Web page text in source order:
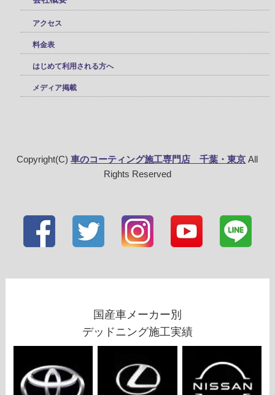
アクセス
料金表
はじめて利用される方へ
メディア掲載
Copyright(C)車のコーティング施工専門店 千葉・東京 All
Rights Reserved
国産車メーカー別
デッドニング施工実績